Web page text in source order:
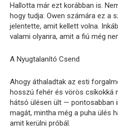
Hallotta már ezt korábban is.
hogy tudja: Owen számára ez a
jelentette, amit kellett volna.
valami olyanra, amit a fiú még
A Nyugtalanító Csend
Ahogy áthaladtak az esti
hosszú fehér és vörös csíkokká
hátsó ülésen ült — pontosabban
magát, mintha még a puha ülés
amit kerülni próbál.